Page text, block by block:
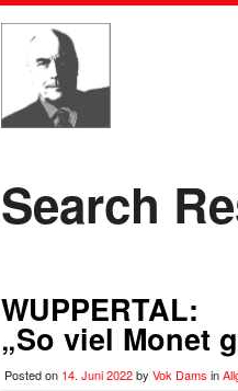
Search
WUPPERTAL:
„So viel Monet
Posted on 14. Juni 2022by Vok Dams in